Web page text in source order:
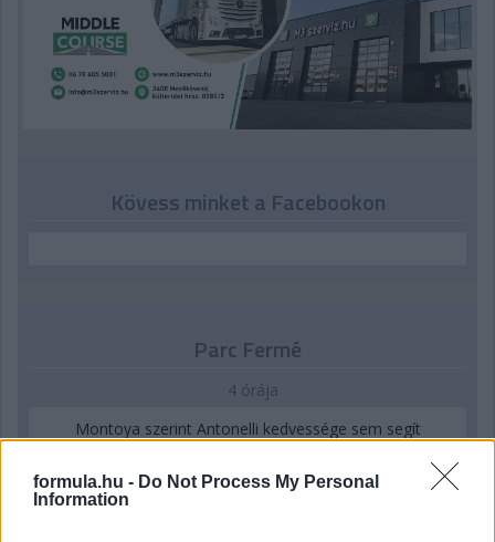
formula.hu - Do Not Process My Personal
Information
Kövess minket a Facebookon
Parc Fermé
4 órája
Montoya szerint Antonelli kedvessége sem segít